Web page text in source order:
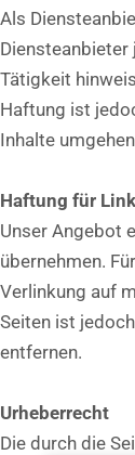
Als
Tätigkeit
Haftung ist
Inhalte
Haftung für
Unser Angebot
übernehmen.
Verlinkung auf
Seiten ist
entfernen.
Urheberrecht
Die durch die